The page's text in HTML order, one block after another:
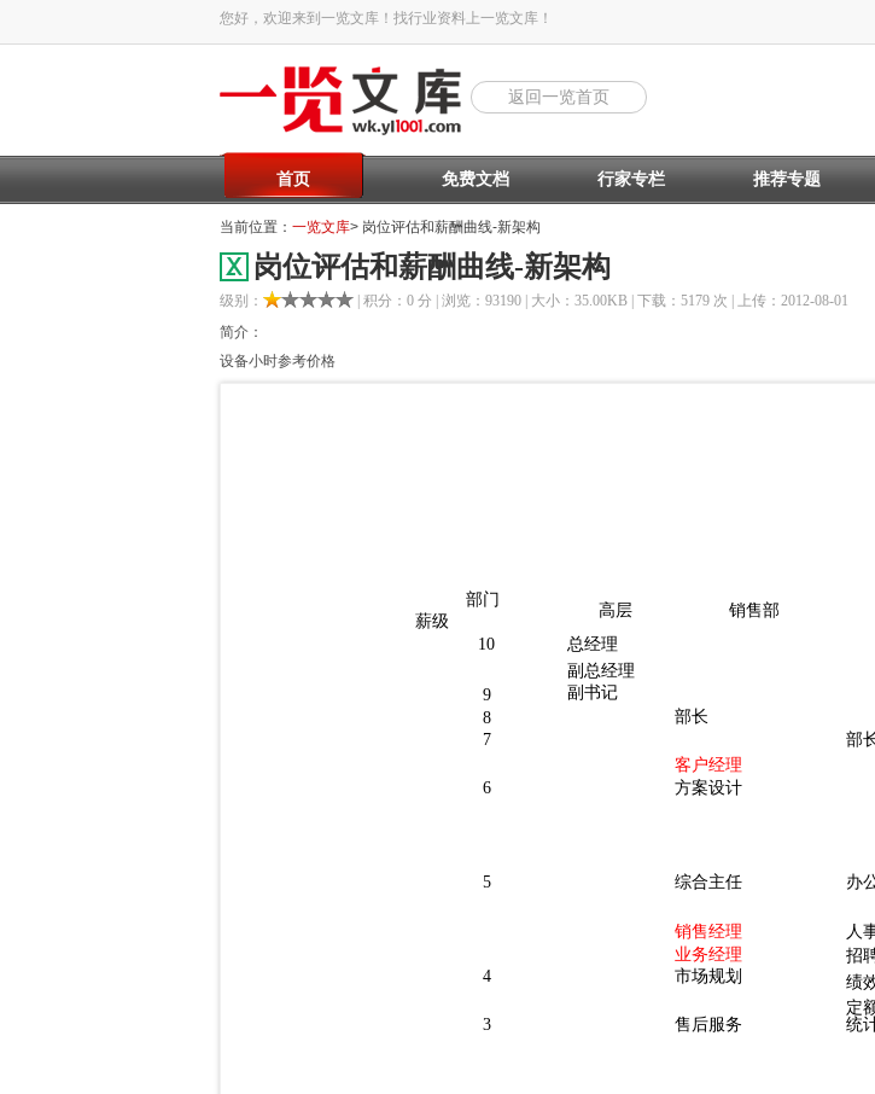
您好，欢迎来到一览文库！找行业资料上一览文库！
返回一览首页
首页 免费文档 行家专栏 推荐专题
当前位置： 一览文库> 岗位评估和薪酬曲线-新架构
岗位评估和薪酬曲线-新架构
级别：
| 积分：0 分 | 浏览：93190 | 大小：35.00KB | 下载：5179 次 | 上传：2012-08-01
简介：
设备小时参考价格